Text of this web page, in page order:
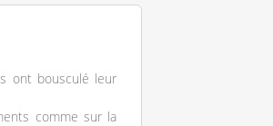
ont bousculé leur
comme sur la